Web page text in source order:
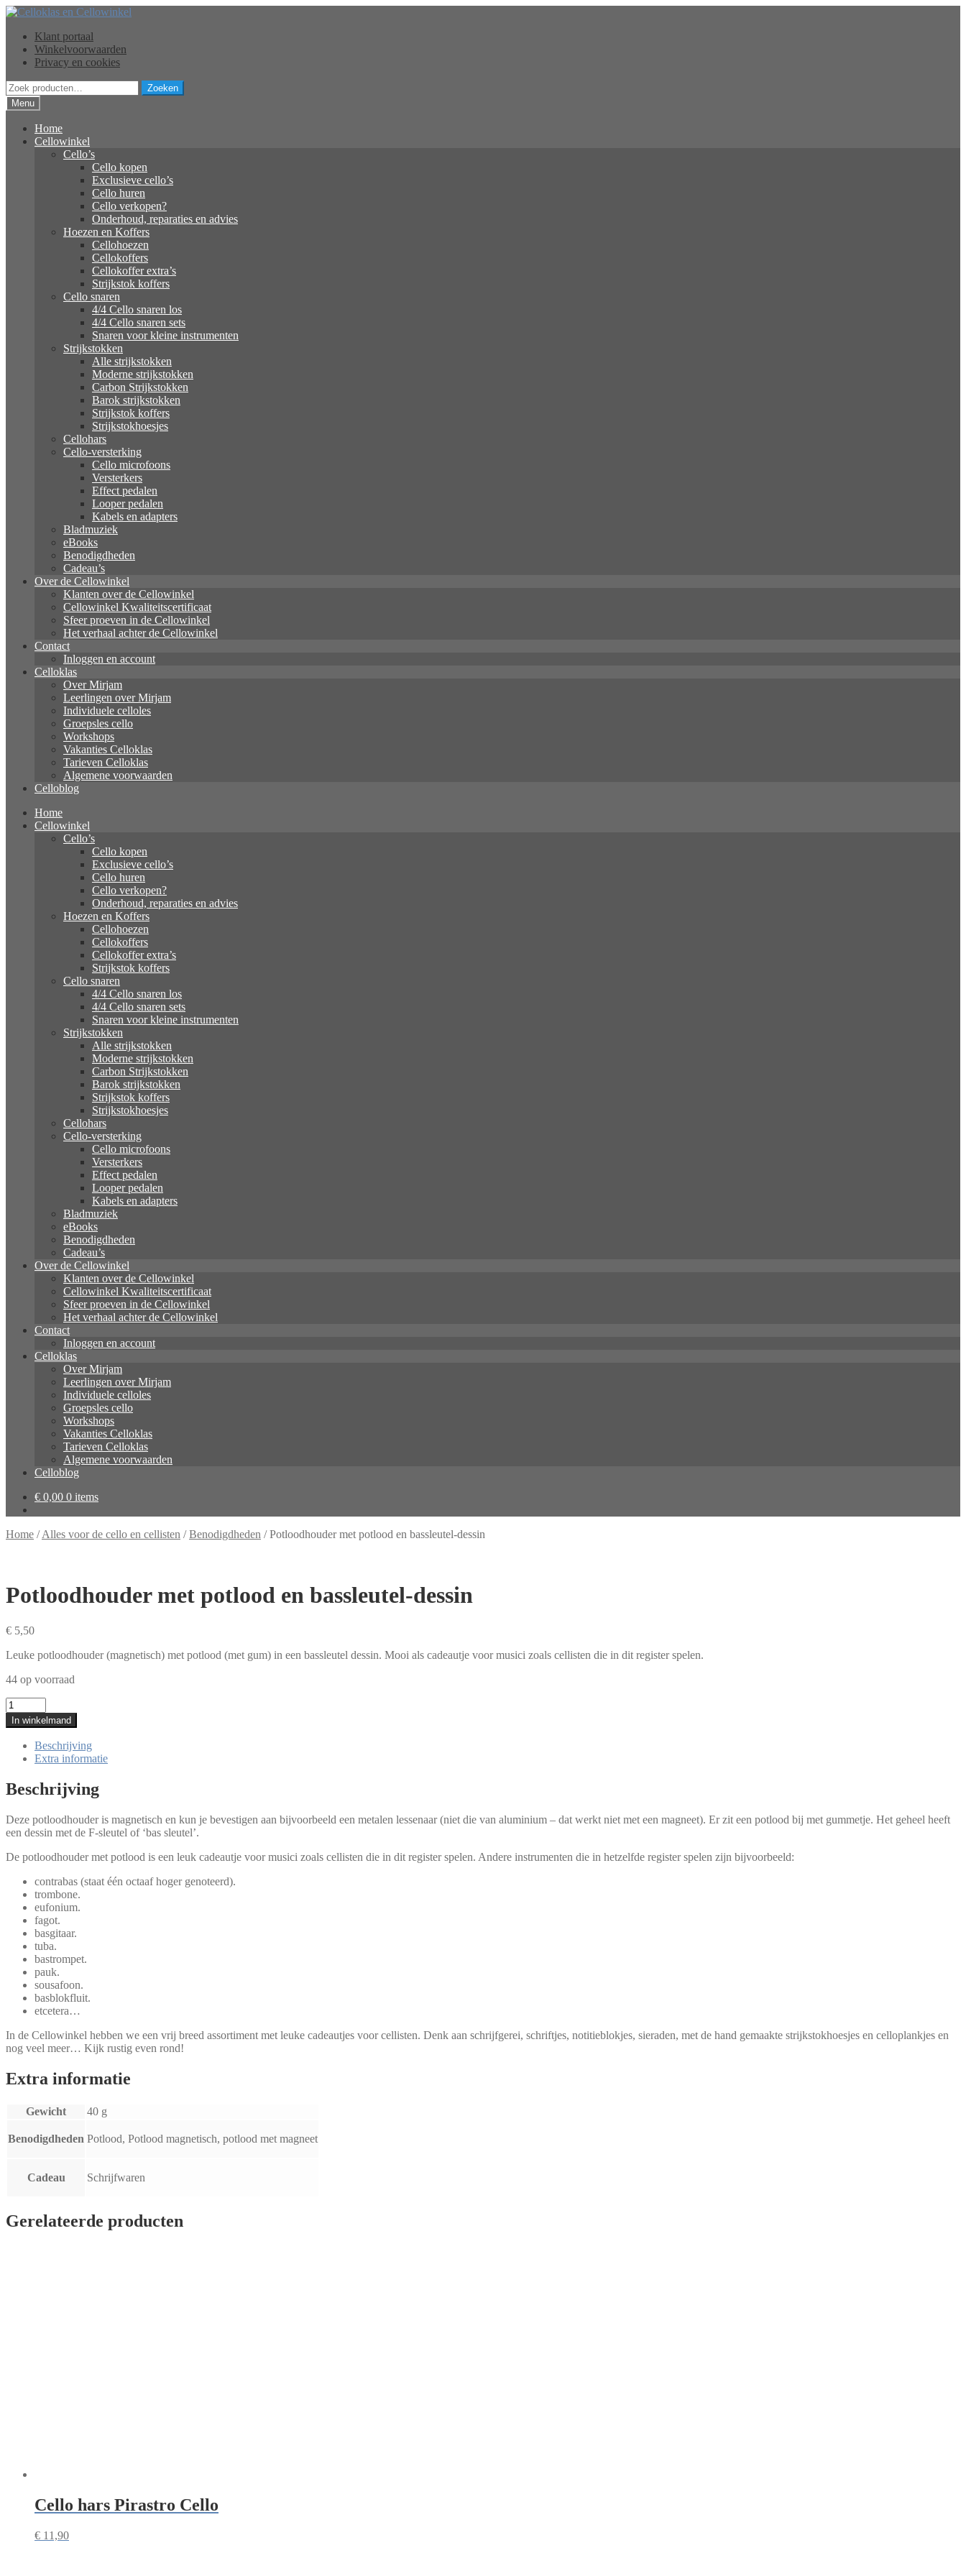
Ga
naar
navigatie
Ga
inhoud
Klant portaal
Winkelvoorwaarden
Privacy en cookies
Zoeken
naar:
Zoeken
Menu
Home
Cellowinkel
Cello’s
Cello kopen
Exclusieve cello’s
Cello huren
Cello verkopen?
Onderhoud, reparaties en advies
Hoezen en Koffers
Cellohoezen
Cellokoffers
Cellokoffer extra’s
Strijkstok koffers
Cello snaren
4/4 Cello snaren los
4/4 Cello snaren sets
Snaren voor kleine instrumenten
Strijkstokken
Alle strijkstokken
Moderne strijkstokken
Carbon Strijkstokken
Barok strijkstokken
Strijkstok koffers
Strijkstokhoesjes
Cellohars
Cello-versterking
Cello microfoons
Versterkers
Effect pedalen
Looper pedalen
Kabels en adapters
Bladmuziek
eBooks
Benodigdheden
Cadeau’s
Over de Cellowinkel
Klanten over de Cellowinkel
Cellowinkel Kwaliteitscertificaat
Sfeer proeven in de Cellowinkel
Het verhaal achter de Cellowinkel
Contact
Inloggen en account
Celloklas
Over Mirjam
Leerlingen over Mirjam
Individuele celloles
Groepsles cello
Workshops
Vakanties Celloklas
Tarieven Celloklas
Algemene voorwaarden
Celloblog
Home
Cellowinkel
Cello’s
Cello kopen
Exclusieve cello’s
Cello huren
Cello verkopen?
Onderhoud, reparaties en advies
Hoezen en Koffers
Cellohoezen
Cellokoffers
Cellokoffer extra’s
Strijkstok koffers
Cello snaren
4/4 Cello snaren los
4/4 Cello snaren sets
Snaren voor kleine instrumenten
Strijkstokken
Alle strijkstokken
Moderne strijkstokken
Carbon Strijkstokken
Barok strijkstokken
Strijkstok koffers
Strijkstokhoesjes
Cellohars
Cello-versterking
Cello microfoons
Versterkers
Effect pedalen
Looper pedalen
Kabels en adapters
Bladmuziek
eBooks
Benodigdheden
Cadeau’s
Over de Cellowinkel
Klanten over de Cellowinkel
Cellowinkel Kwaliteitscertificaat
Sfeer proeven in de Cellowinkel
Het verhaal achter de Cellowinkel
Contact
Inloggen en account
Celloklas
Over Mirjam
Leerlingen over Mirjam
Individuele celloles
Groepsles cello
Workshops
Vakanties Celloklas
Tarieven Celloklas
Algemene voorwaarden
Celloblog
€ 0,00 0 items
Home /Alles voor de cello en cellisten /Benodigdheden /Potloodhouder met potlood en bassleutel-dessin
Potloodhouder met potlood en bassleutel-dessin
€ 5,50
Leuke potloodhouder (magnetisch) met potlood (met gum) in een bassleutel dessin. Mooi als cadeautje voor musici zoals cellisten die in dit register spelen.
44 op voorraad
Potloodhouder
met
potlood
bassleutel-
aantal
In winkelmand
Beschrijving
Extra informatie
Beschrijving
Deze potloodhouder is magnetisch en kun je bevestigen aan bijvoorbeeld een metalen lessenaar (niet die van aluminium – dat werkt niet met een magneet). Er zit een potlood bij met gummetje. Het geheel heeft
een dessin met de F-sleutel of ‘bas sleutel’.
De potloodhouder met potlood is een leuk cadeautje voor musici zoals cellisten die in dit register spelen. Andere instrumenten die in hetzelfde register spelen zijn bijvoorbeeld:
contrabas (staat één octaaf hoger genoteerd).
trombone.
eufonium.
fagot.
basgitaar.
tuba.
bastrompet.
pauk.
sousafoon.
basblokfluit.
etcetera…
In de Cellowinkel hebben we een vrij breed assortiment met leuke cadeautjes voor cellisten. Denk aan schrijfgerei, schriftjes, notitieblokjes, sieraden, met de hand gemaakte strijkstokhoesjes en celloplankjes en
nog veel meer… Kijk rustig even rond!
Extra informatie
Gewicht 40 g
Benodigdheden Potlood, Potlood magnetisch, potlood met magneet
Cadeau Schrijfwaren
Gerelateerde producten
Cello hars Pirastro Cello
€ 11,90